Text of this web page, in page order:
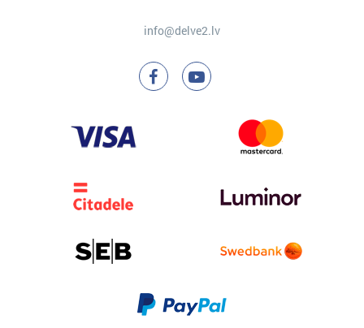
info@delve2.lv